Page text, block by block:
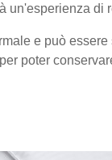
un'esperienza di
e può
poter